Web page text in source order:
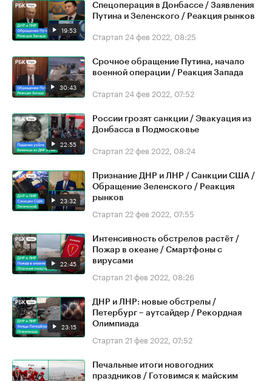
19:53
Спецоперация в Донбассе / Заявления
Путина и Зеленского / Реакция рынков
Стартап 24 фев 2022, 08:25
30:43
Срочное обращение Путина, начало
военной операции / Реакция Запада
Стартап 24 фев 2022, 07:52
22:55
России грозят санкции / Эвакуация из
Донбасса в Подмосковье
Стартап 22 фев 2022, 08:24
23:32
Признание ДНР и ЛНР / Санкции США /
Обращение Зеленского / Реакция
рынков
Стартап 22 фев 2022, 07:55
22:45
Интенсивность обстрелов растёт /
Пожар в океане / Смартфоны с
вирусами
Стартап 21 фев 2022, 08:26
23:15
ДНР и ЛНР: новые обстрелы /
Петербург – аутсайдер / Рекордная
Олимпиада
Стартап 21 фев 2022, 07:52
Печальные итоги новогодних
праздников / Готовимся к майским